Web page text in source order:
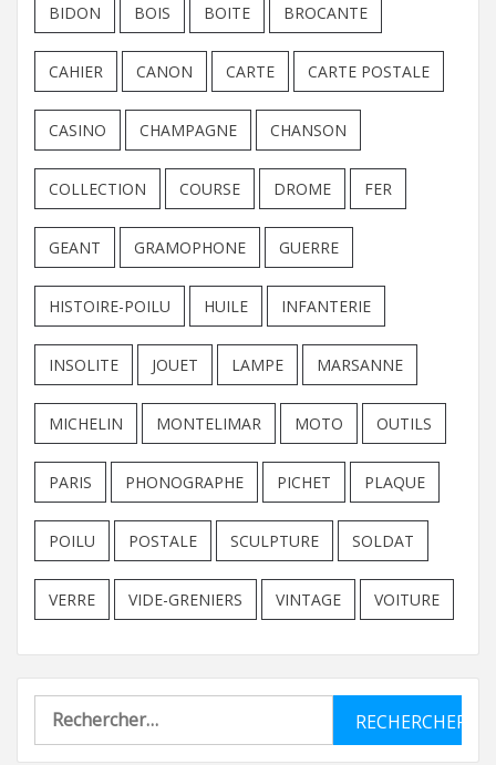
BIDON BOIS BOITE BROCANTE
CAHIER CANON CARTE CARTE POSTALE
CASINO CHAMPAGNE CHANSON
COLLECTION COURSE DROME FER
GEANT GRAMOPHONE GUERRE
HISTOIRE-POILU HUILE INFANTERIE
INSOLITE JOUET LAMPE MARSANNE
MICHELIN MONTELIMAR MOTO OUTILS
PARIS PHONOGRAPHE PICHET PLAQUE
POILU POSTALE SCULPTURE SOLDAT
VERRE VIDE-GRENIERS VINTAGE VOITURE
Rechercher :